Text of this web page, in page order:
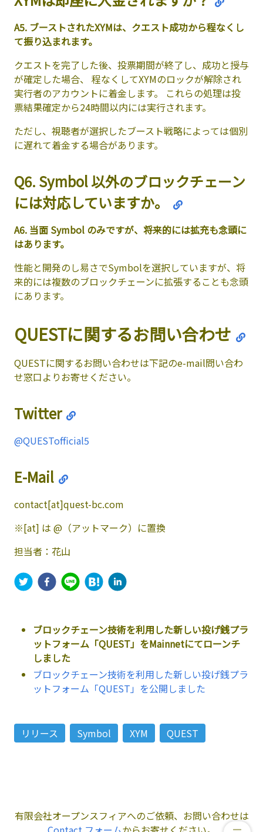
A5. ブーストされたXYMは、クエスト成功から程なくし
て振り込まれます。
クエストを完了した後、投票期間が終了し、成功と授与
が確定した場合、 程なくしてXYMのロックが解除され
実行者のアカウントに着金します。 これらの処理は投
票結果確定から24時間以内には実行されます。
ただし、視聴者が選択したブースト戦略によっては個別
に遅れて着金する場合があります。
Q6. Symbol 以外のブロックチェーン
には対応していますか。
A6. 当面 Symbol のみですが、将来的には拡充も念頭に
はあります。
性能と開発のし易さでSymbolを選択していますが、将
来的には複数のブロックチェーンに拡張することも念頭
にあります。
QUESTに関するお問い合わせ
QUESTに関するお問い合わせは下記のe-mail問い合わ
せ窓口よりお寄せください。
Twitter
@QUESTofficial5
E-Mail
contact[at]quest-bc.com
※[at] は @（アットマーク）に置換
担当者：花山
ブロックチェーン技術を利用した新しい投げ銭プラ
ットフォーム「QUEST」をMainnetにてローンチ
しました
ブロックチェーン技術を利用した新しい投げ銭プラ
ットフォーム「QUEST」を公開しました
リリース Symbol XYM QUEST
有限会社オープンスフィアへのご依頼、お問い合わせは